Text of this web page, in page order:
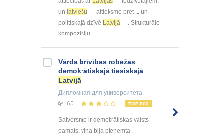
un latviešu
attieksme pret ... un
politiskajā dzīvē Latvijā
. Strukturālo
kompozīciju ...
Vārda brīvības robežas
demokrātiskajā tiesiskajā
Latvijā
Дипломная для университета
65
TOP 500
Satversme ir demokrātiskas valsts
pamats, viņa bija pieņemta